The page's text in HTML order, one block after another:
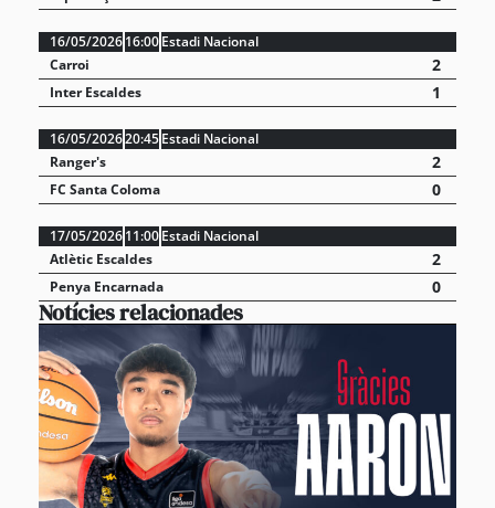
16/05/202616:00Estadi Nacional
Carroi
2
Inter Escaldes 1
16/05/202620:45Estadi Nacional
Ranger's
2
FC Santa Coloma 0
17/05/202611:00Estadi Nacional
Atlètic Escaldes
2
Penya Encarnada 0
Notícies relacionades